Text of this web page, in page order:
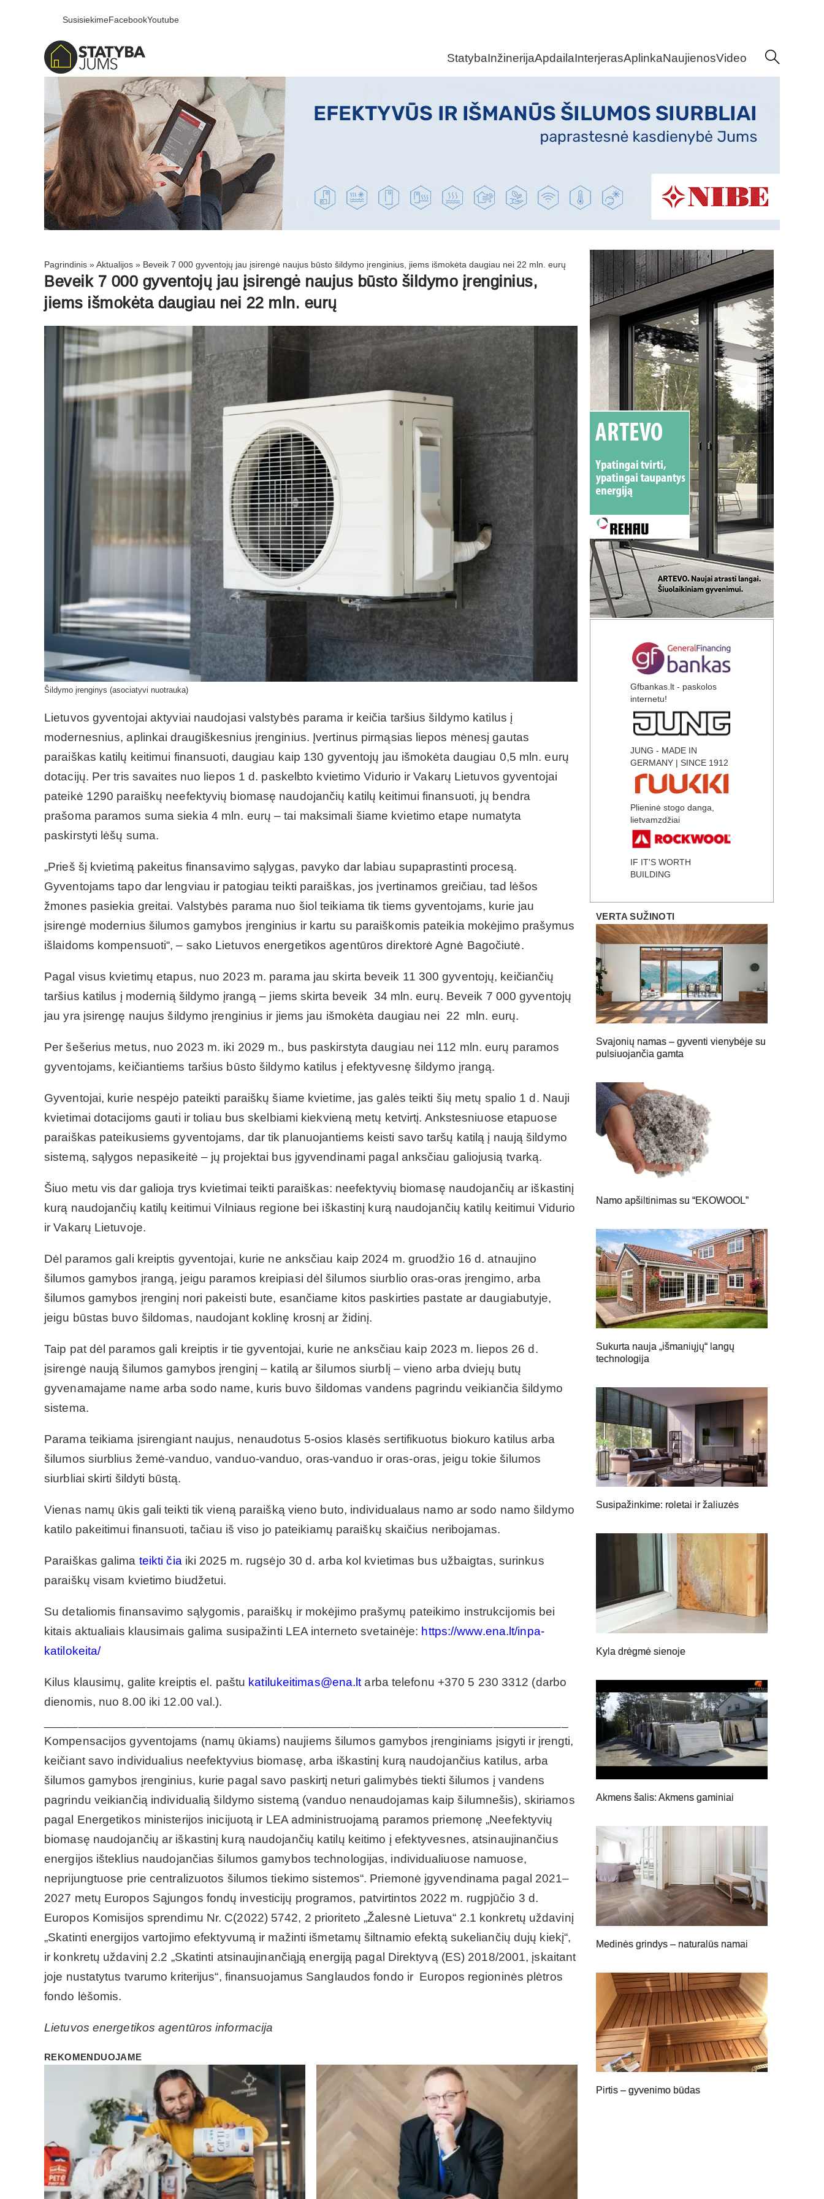
SusisiekimeFacebookYoutube
StatybaInžinerijaApdailaInterjerasAplinkaNaujienosVideo
Pagrindinis »Aktualijos » Beveik 7 000 gyventojų jau įsirengė naujus būsto šildymo įrenginius, jiems išmokėta daugiau nei 22 mln. eurų
Beveik 7 000 gyventojų jau įsirengė naujus būsto šildymo įrenginius,
jiems išmokėta daugiau nei 22 mln. eurų
Šildymo įrenginys (asociatyvi nuotrauka)
Lietuvos gyventojai aktyviai naudojasi valstybės parama ir keičia taršius šildymo katilus į
modernesnius, aplinkai draugiškesnius įrenginius. Įvertinus pirmąsias liepos mėnesį gautas
paraiškas katilų keitimui finansuoti, daugiau kaip 130 gyventojų jau išmokėta daugiau 0,5 mln. eurų
dotacijų. Per tris savaites nuo liepos 1 d. paskelbto kvietimo Vidurio ir Vakarų Lietuvos gyventojai
pateikė 1290 paraiškų neefektyvių biomasę naudojančių katilų keitimui finansuoti, jų bendra
prašoma paramos suma siekia 4 mln. eurų – tai maksimali šiame kvietimo etape numatyta
paskirstyti lėšų suma.
„Prieš šį kvietimą pakeitus finansavimo sąlygas, pavyko dar labiau supaprastinti procesą.
Gyventojams tapo dar lengviau ir patogiau teikti paraiškas, jos įvertinamos greičiau, tad lėšos
žmones pasiekia greitai. Valstybės parama nuo šiol teikiama tik tiems gyventojams, kurie jau
įsirengė modernius šilumos gamybos įrenginius ir kartu su paraiškomis pateikia mokėjimo prašymus
išlaidoms kompensuoti“, – sako Lietuvos energetikos agentūros direktorė Agnė Bagočiutė.
Pagal visus kvietimų etapus, nuo 2023 m. parama jau skirta beveik 11 300 gyventojų, keičiančių
taršius katilus į modernią šildymo įrangą – jiems skirta beveik 34 mln. eurų. Beveik 7 000 gyventojų
jau yra įsirengę naujus šildymo įrenginius ir jiems jau išmokėta daugiau nei 22 mln. eurų.
Per šešerius metus, nuo 2023 m. iki 2029 m., bus paskirstyta daugiau nei 112 mln. eurų paramos
gyventojams, keičiantiems taršius būsto šildymo katilus į efektyvesnę šildymo įrangą.
Gyventojai, kurie nespėjo pateikti paraiškų šiame kvietime, jas galės teikti šių metų spalio 1 d. Nauji
kvietimai dotacijoms gauti ir toliau bus skelbiami kiekvieną metų ketvirtį. Ankstesniuose etapuose
paraiškas pateikusiems gyventojams, dar tik planuojantiems keisti savo taršų katilą į naują šildymo
sistemą, sąlygos nepasikeitė – jų projektai bus įgyvendinami pagal anksčiau galiojusią tvarką.
Šiuo metu vis dar galioja trys kvietimai teikti paraiškas: neefektyvių biomasę naudojančių ar iškastinį
kurą naudojančių katilų keitimui Vilniaus regione bei iškastinį kurą naudojančių katilų keitimui Vidurio
ir Vakarų Lietuvoje.
Dėl paramos gali kreiptis gyventojai, kurie ne anksčiau kaip 2024 m. gruodžio 16 d. atnaujino
šilumos gamybos įrangą, jeigu paramos kreipiasi dėl šilumos siurblio oras-oras įrengimo, arba
šilumos gamybos įrenginį nori pakeisti bute, esančiame kitos paskirties pastate ar daugiabutyje,
jeigu būstas buvo šildomas, naudojant koklinę krosnį ar židinį.
Taip pat dėl paramos gali kreiptis ir tie gyventojai, kurie ne anksčiau kaip 2023 m. liepos 26 d.
įsirengė naują šilumos gamybos įrenginį – katilą ar šilumos siurblį – vieno arba dviejų butų
gyvenamajame name arba sodo name, kuris buvo šildomas vandens pagrindu veikiančia šildymo
sistema.
Parama teikiama įsirengiant naujus, nenaudotus 5-osios klasės sertifikuotus biokuro katilus arba
šilumos siurblius žemė-vanduo, vanduo-vanduo, oras-vanduo ir oras-oras, jeigu tokie šilumos
siurbliai skirti šildyti būstą.
Vienas namų ūkis gali teikti tik vieną paraišką vieno buto, individualaus namo ar sodo namo šildymo
katilo pakeitimui finansuoti, tačiau iš viso jo pateikiamų paraiškų skaičius neribojamas.
Paraiškas galima teikti čia iki 2025 m. rugsėjo 30 d. arba kol kvietimas bus užbaigtas, surinkus
paraiškų visam kvietimo biudžetui.
Su detaliomis finansavimo sąlygomis, paraiškų ir mokėjimo prašymų pateikimo instrukcijomis bei
kitais aktualiais klausimais galima susipažinti LEA interneto svetainėje: https://www.ena.lt/inpa-
katilokeita/
Kilus klausimų, galite kreiptis el. paštu katilukeitimas@ena.lt arba telefonu +370 5 230 3312 (darbo
dienomis, nuo 8.00 iki 12.00 val.).
Kompensacijos gyventojams (namų ūkiams) naujiems šilumos gamybos įrenginiams įsigyti ir įrengti,
keičiant savo individualius neefektyvius biomasę, arba iškastinį kurą naudojančius katilus, arba
šilumos gamybos įrenginius, kurie pagal savo paskirtį neturi galimybės tiekti šilumos į vandens
pagrindu veikiančią individualią šildymo sistemą (vanduo nenaudojamas kaip šilumnešis), skiriamos
pagal Energetikos ministerijos inicijuotą ir LEA administruojamą paramos priemonę „Neefektyvių
biomasę naudojančių ar iškastinį kurą naudojančių katilų keitimo į efektyvesnes, atsinaujinančius
energijos išteklius naudojančias šilumos gamybos technologijas, individualiuose namuose,
neprijungtuose prie centralizuotos šilumos tiekimo sistemos“. Priemonė įgyvendinama pagal 2021–
2027 metų Europos Sąjungos fondų investicijų programos, patvirtintos 2022 m. rugpjūčio 3 d.
Europos Komisijos sprendimu Nr. C(2022) 5742, 2 prioriteto „Žalesnė Lietuva“ 2.1 konkretų uždavinį
„Skatinti energijos vartojimo efektyvumą ir mažinti išmetamų šiltnamio efektą sukeliančių dujų kiekį“,
ir konkretų uždavinį 2.2 „Skatinti atsinaujinančiąją energiją pagal Direktyvą (ES) 2018/2001, įskaitant
joje nustatytus tvarumo kriterijus“, finansuojamus Sanglaudos fondo ir Europos regioninės plėtros
fondo lėšomis.
Lietuvos energetikos agentūros informacija
REKOMENDUOJAME
Gfbankas.lt - paskolos
internetu!
JUNG - MADE IN
GERMANY | SINCE 1912
Plieninė stogo danga,
lietvamzdžiai
IF IT'S WORTH
BUILDING
VERTA SUŽINOTI
Svajonių namas – gyventi vienybėje su
pulsiuojančia gamta
Namo apšiltinimas su “EKOWOOL”
Sukurta nauja „išmaniųjų“ langų
technologija
Susipažinkime: roletai ir žaliuzės
Kyla drėgmė sienoje
Akmens šalis: Akmens gaminiai
Medinės grindys – naturalūs namai
Pirtis – gyvenimo būdas